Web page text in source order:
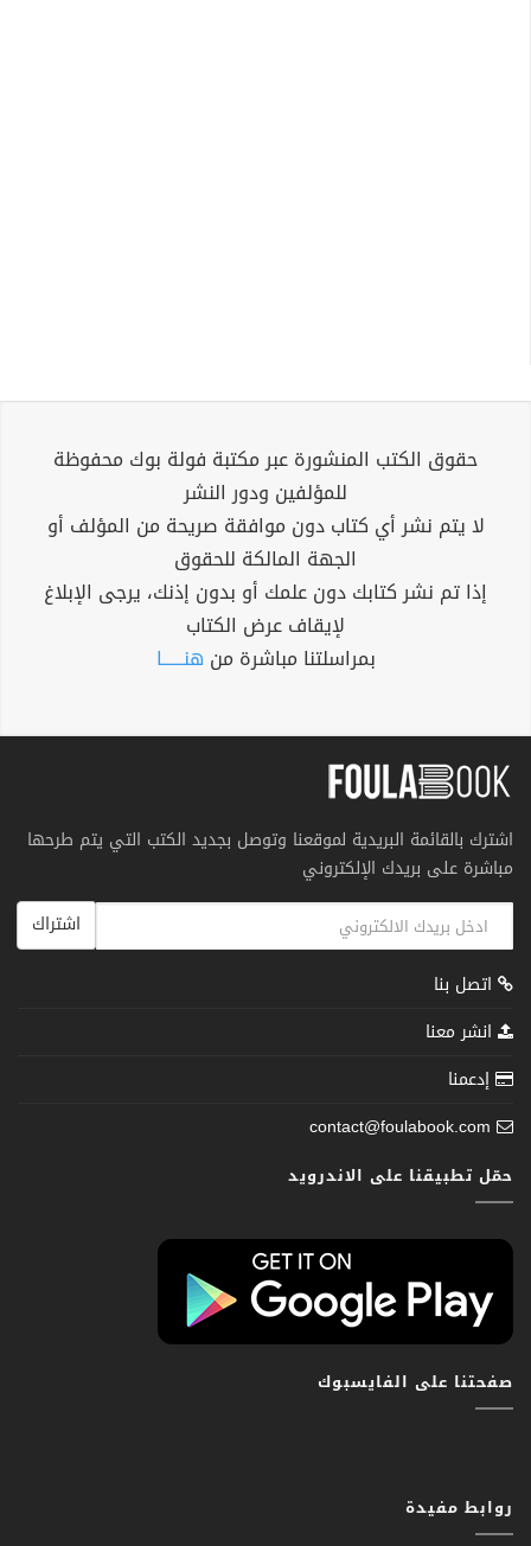
حقوق الكتب المنشورة عبر مكتبة فولة بوك محفوظة
للمؤلفين ودور النشر
لا يتم نشر أي كتاب دون موافقة صريحة من المؤلف أو
الجهة المالكة للحقوق
إذا تم نشر كتابك دون علمك أو بدون إذنك، يرجى الإبلاغ
لإيقاف عرض الكتاب
بمراسلتنا مباشرة من هنــــــا
اشترك بالقائمة البريدية لموقعنا وتوصل بجديد الكتب التي يتم طرحها
مباشرة على بريدك الإلكتروني
اشتراك
اتصل بنا
انشر معنا
إدعمنا
contact@foulabook.com
حمّل تطبيقنا على الاندرويد
صفحتنا على الفايسبوك
روابط مفيدة